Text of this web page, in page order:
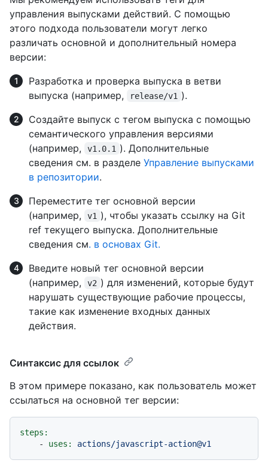
управления выпусками действий. С помощью
этого подхода пользователи могут легко
различать основной и дополнительный номера
версии:
Разработка и проверка выпуска в ветви
выпуска (например,
release/v1 ).
Создайте выпуск с тегом выпуска с помощью
семантического управления версиями
(например,
v1.0.1 ). Дополнительные
сведения см. в разделе Управление выпусками
в репозитории.
Переместите тег основной версии
(например,
v1 ), чтобы указать ссылку на Git
ref текущего выпуска. Дополнительные
сведения см. в основах Git.
Введите новый тег основной версии
(например,
v2 ) для изменений, которые будут
нарушать существующие рабочие процессы,
такие как изменение входных данных
действия.
Синтаксис для ссылок
В этом примере показано, как пользователь может
ссылаться на основной тег версии:
steps:
-
uses: actions/javascript-action@v1